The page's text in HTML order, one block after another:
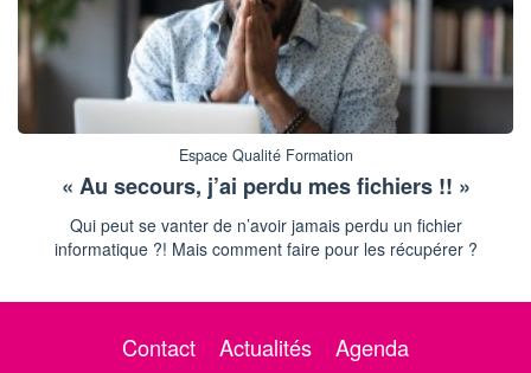
Espace Qualité Formation
« Au secours, j’ai perdu mes fichiers !! »
Qui peut se vanter de n’avoir jamais perdu un fichier
informatique ?! Mais comment faire pour les récupérer ?
Contact Actualités
Agenda